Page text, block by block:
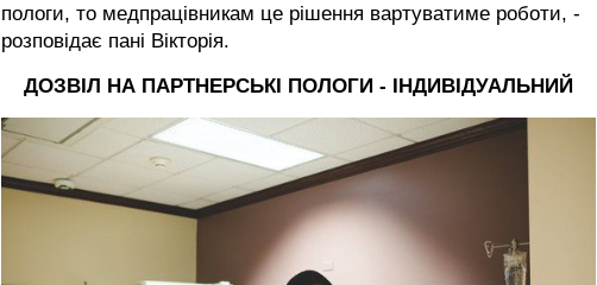
пологи, то медпрацівникам це рішення вартуватиме роботи, -
розповідає пані Вікторія.
ДОЗВІЛ НА ПАРТНЕРСЬКІ ПОЛОГИ - ІНДИВІДУАЛЬНИЙ